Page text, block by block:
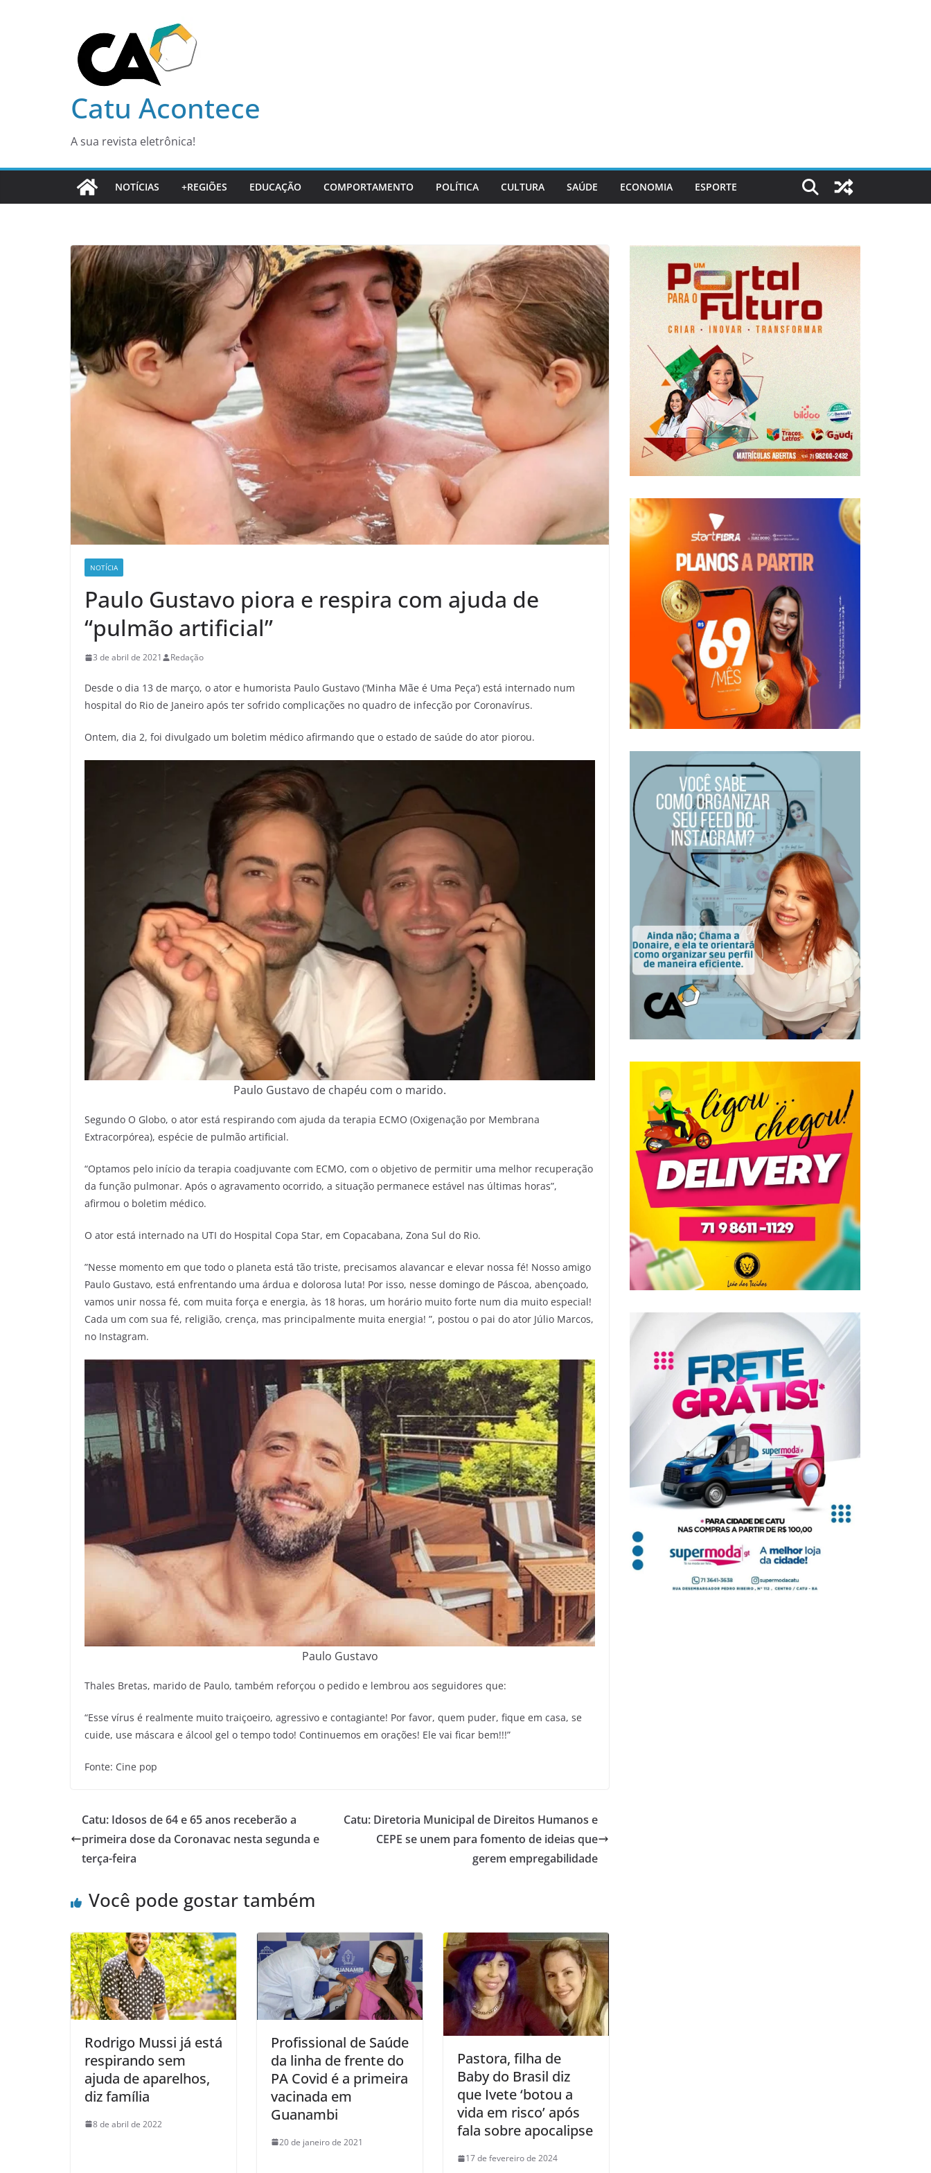
Catu Acontece
A sua revista eletrônica!
NOTÍCIAS +REGIÕES EDUCAÇÃO COMPORTAMENTO POLÍTICA CULTURA SAÚDE ECONOMIA ESPORTE
NOTÍCIA
Paulo Gustavo piora e respira com ajuda de
“pulmão artificial”
3 de abril de 2021 Redação
Desde o dia 13 de março, o ator e humorista Paulo Gustavo (‘Minha Mãe é Uma Peça’) está internado num
hospital do Rio de Janeiro após ter sofrido complicações no quadro de infecção por Coronavírus.
Ontem, dia 2, foi divulgado um boletim médico afirmando que o estado de saúde do ator piorou.
Paulo Gustavo de chapéu com o marido.
Segundo O Globo, o ator está respirando com ajuda da terapia ECMO (Oxigenação por Membrana
Extracorpórea), espécie de pulmão artificial.
“Optamos pelo início da terapia coadjuvante com ECMO, com o objetivo de permitir uma melhor recuperação
da função pulmonar. Após o agravamento ocorrido, a situação permanece estável nas últimas horas”,
afirmou o boletim médico.
O ator está internado na UTI do Hospital Copa Star, em Copacabana, Zona Sul do Rio.
”Nesse momento em que todo o planeta está tão triste, precisamos alavancar e elevar nossa fé! Nosso amigo
Paulo Gustavo, está enfrentando uma árdua e dolorosa luta! Por isso, nesse domingo de Páscoa, abençoado,
vamos unir nossa fé, com muita força e energia, às 18 horas, um horário muito forte num dia muito especial!
Cada um com sua fé, religião, crença, mas principalmente muita energia! ”, postou o pai do ator Júlio Marcos,
no Instagram.
Paulo Gustavo
Thales Bretas, marido de Paulo, também reforçou o pedido e lembrou aos seguidores que:
“Esse vírus é realmente muito traiçoeiro, agressivo e contagiante! Por favor, quem puder, fique em casa, se
cuide, use máscara e álcool gel o tempo todo! Continuemos em orações! Ele vai ficar bem!!!”
Fonte: Cine pop
Catu: Idosos de 64 e 65 anos receberão a
primeira dose da Coronavac nesta segunda e
terça-feira
Catu: Diretoria Municipal de Direitos Humanos e
CEPE se unem para fomento de ideias que
gerem empregabilidade
Você pode gostar também
Rodrigo Mussi já está
respirando sem
ajuda de aparelhos,
diz família
8 de abril de 2022
Profissional de Saúde
da linha de frente do
PA Covid é a primeira
vacinada em
Guanambi
20 de janeiro de 2021
Pastora, filha de
Baby do Brasil diz
que Ivete ‘botou a
vida em risco’ após
fala sobre apocalipse
17 de fevereiro de 2024